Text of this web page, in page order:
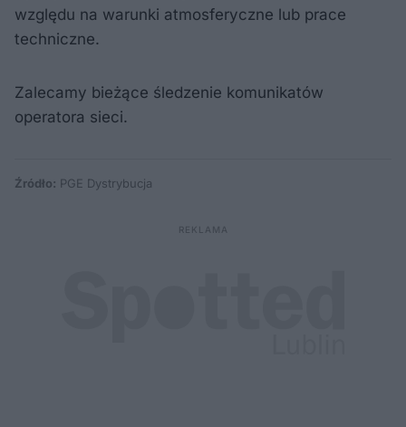
względu na warunki atmosferyczne lub prace
techniczne.
Zalecamy bieżące śledzenie komunikatów
operatora sieci.
Źródło: PGE Dystrybucja